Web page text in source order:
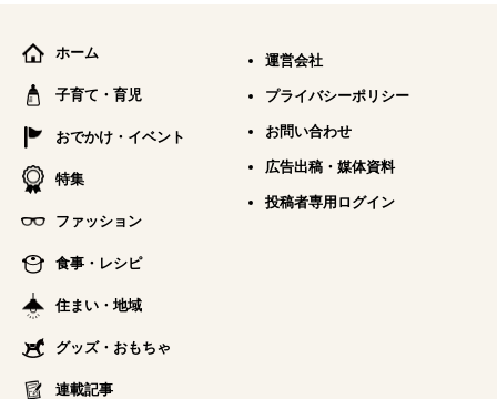
ホーム
子育て・育児
おでかけ・イベント
特集
ファッション
食事・レシピ
住まい・地域
グッズ・おもちゃ
連載記事
運営会社
プライバシーポリシー
お問い合わせ
広告出稿・媒体資料
投稿者専用ログイン